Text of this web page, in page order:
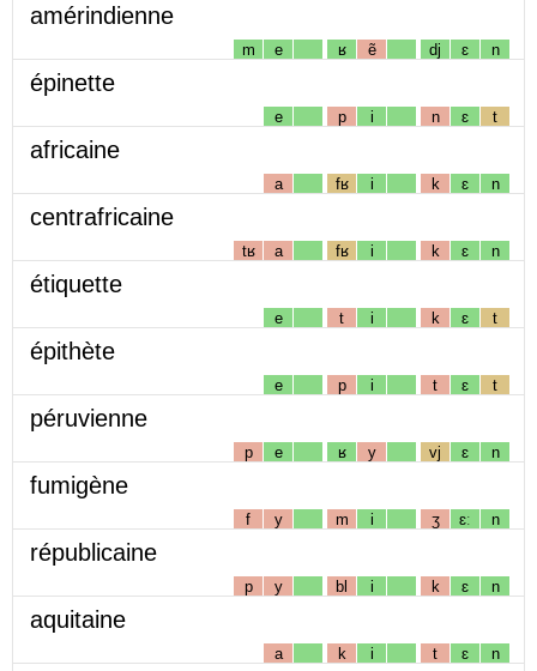
amérindienne
m e ʁ ẽ dj ɛ n
épinette
e p i n ɛ t
africaine
a fʁ i k ɛ n
centrafricaine
tʁ a fʁ i k ɛ n
étiquette
e t i k ɛ t
épithète
e p i t ɛ t
péruvienne
p e ʁ y vj ɛ n
fumigène
f y m i ʒ ɛː n
républicaine
p y bl i k ɛ n
aquitaine
a k i t ɛ n